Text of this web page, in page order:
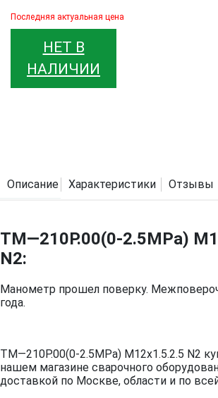
Последняя актуальная цена
НЕТ В
НАЛИЧИИ
Описание Характеристики Отзывы
ТМ—210Р.00(0-2.5МРа)
N2:
Манометр прошел поверку.
года.
ТМ—210Р.00(0-2.5МРа) M12x1.5.2.5 N2
нашем магазине сварочного
доставкой по Москве, области и по